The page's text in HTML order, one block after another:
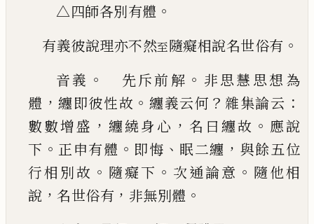
△四師各別有體 。
有義彼說理亦不然至隨癡相說名世俗有 。
音義 。 先斥前解 。 非思慧思想為
體 ，纏即彼性故 。 纏義云何 ？ 雜集論云 ：
數數增盛 ， 纏繞身心 ， 名曰纏故 。 應說
下 。 正申有體 。 即悔 、 眠二纏 ， 與餘五位
行相 別故 。 隨癡下 。 次通論意 。 隨他相
說 ， 名世俗有 ， 非無別體 。